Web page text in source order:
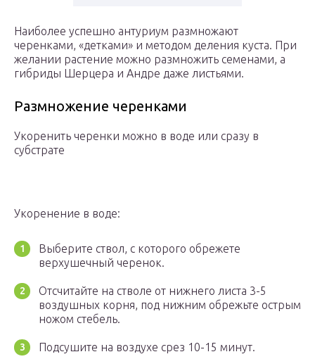
Наиболее успешно антуриум размножают
черенками, «детками» и методом деления куста. При
желании растение можно размножить семенами, а
гибриды Шерцера и Андре даже листьями.
Размножение черенками
Укоренить черенки можно в воде или сразу в
субстрате
Укоренение в воде:
Выберите ствол, с которого обрежете
верхушечный черенок.
Отсчитайте на стволе от нижнего листа 3-5
воздушных корня, под нижним обрежьте острым
ножом стебель.
Подсушите на воздухе срез 10-15 минут.